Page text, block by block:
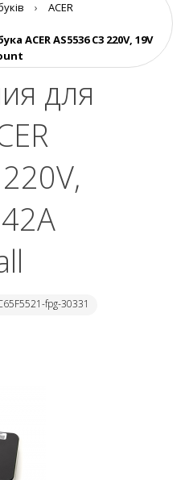
›
ACER
ACER AS5536 C3 220V, 19V
для
fpg-30331